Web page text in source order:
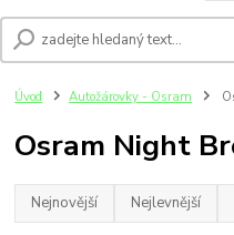
Úvod Autožárovky - Osram
Osram Night
Nejnovější Nejlevnější